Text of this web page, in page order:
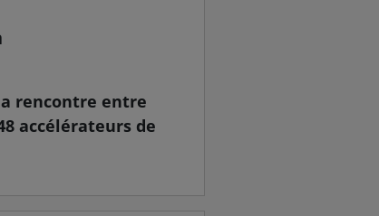
rencontre entre
accélérateurs de